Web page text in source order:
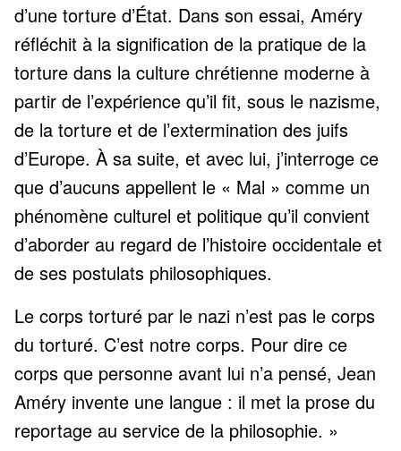
d’une torture d’État. Dans son essai, Améry
réfléchit à la signification de la pratique de la
torture dans la culture chrétienne moderne à
partir de l’expérience qu’il fit, sous le nazisme,
de la torture et de l’extermination des juifs
d’Europe. À sa suite, et avec lui, j’interroge ce
que d’aucuns appellent le « Mal » comme un
phénomène culturel et politique qu’il convient
d’aborder au regard de l’histoire occidentale et
de ses postulats philosophiques.
Le corps torturé par le nazi n’est pas le corps
du torturé. C’est notre corps. Pour dire ce
corps que personne avant lui n’a pensé, Jean
Améry invente une langue : il met la prose du
reportage au service de la philosophie. »